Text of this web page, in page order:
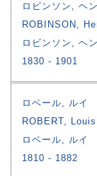
ロビンソン, ヘ
ROBINSON,
ロビンソン, ヘ
1830
1901
ロベール, ルイ
ROBERT, Louis
ロベール, ルイ
1810
1882